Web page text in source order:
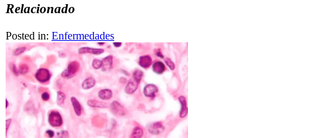
Relacionado
Posted in: Enfermedades